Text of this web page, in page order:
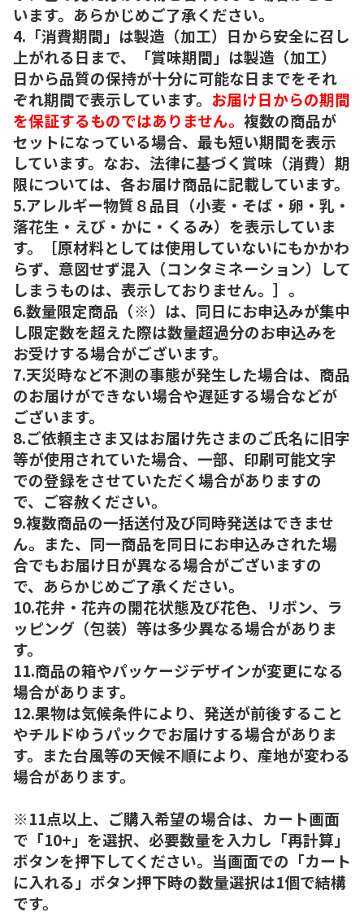
います。あらかじめご了承ください。
4.「消費期間」は製造（加工）日から安全に召し
上がれる日まで、「賞味期間」は製造（加工）
日から品質の保持が十分に可能な日までをそれ
ぞれ期間で表示しています。 お届け日からの期間
を保証するものではありません。 複数の商品が
セットになっている場合、最も短い期間を表示
しています。なお、法律に基づく賞味（消費）期
限については、各お届け商品に記載しています。
5.アレルギー物質８品目（小麦・そば・卵・乳・
落花生・えび・かに・くるみ）を表示していま
す。［原材料としては使用していないにもかかわ
らず、意図せず混入（コンタミネーション）して
しまうものは、表示しておりません。］。
6.数量限定商品（※）は、同日にお申込みが集中
し限定数を超えた際は数量超過分のお申込みを
お受けする場合がございます。
7.天災時など不測の事態が発生した場合は、商品
のお届けができない場合や遅延する場合などが
ございます。
8.ご依頼主さま又はお届け先さまのご氏名に旧字
等が使用されていた場合、一部、印刷可能文字
での登録をさせていただく場合がありますの
で、ご容赦ください。
9.複数商品の一括送付及び同時発送はできませ
ん。また、同一商品を同日にお申込みされた場
合でもお届け日が異なる場合がございますの
で、あらかじめご了承ください。
10.花弁・花卉の開花状態及び花色、リボン、ラ
ッピング（包装）等は多少異なる場合がありま
す。
11.商品の箱やパッケージデザインが変更になる
場合があります。
12.果物は気候条件により、発送が前後すること
やチルドゆうパックでお届けする場合がありま
す。また台風等の天候不順により、産地が変わる
場合があります。
※11点以上、ご購入希望の場合は、カート画面
で「10+」を選択、必要数量を入力し「再計算」
ボタンを押下してください。当画面での「カート
に入れる」ボタン押下時の数量選択は1個で結構
です。